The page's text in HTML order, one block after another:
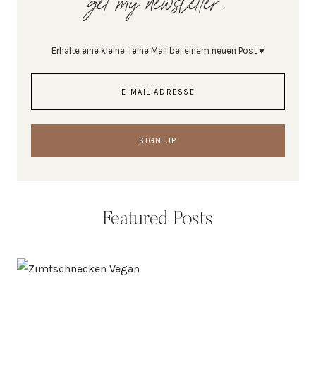
Erhalte eine kleine, feine Mail bei einem neuen Post ♥
Featured Posts